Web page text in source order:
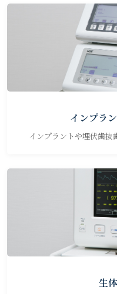
インプラ
インプラントや埋伏歯抜
生